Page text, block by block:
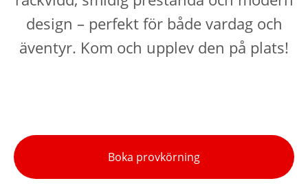
design – perfekt för både vardag och
äventyr. Kom och upplev den på plats!
Boka provkörning